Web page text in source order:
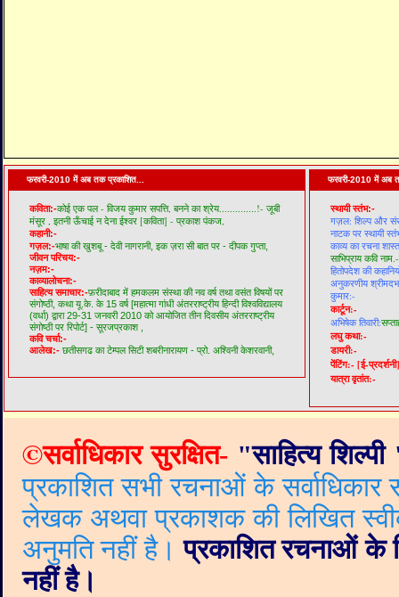
फरवरी-2010 में अब तक प्रकाशित...
कविता:-कोई एक पल - विजय कुमार सपत्ति, बनने का श्रेय..............!- जूबी
मंसूर , इतनी ऊँचाई न देना ईश्वर [कविता] - प्रकाश पंकज,
कहानी:-
गज़ल:-भाषा की खुशबू - देवी नागरानी, इक ज़रा सी बात पर - दीपक गुप्ता,
जीवन परिचय:-
नज़म:-
काव्यालोचना:-
साहित्य समाचार:-फ़रीदाबाद में हमकलम संस्था की नव वर्ष तथा वसंत विषयों पर
संगोष्ठी, कथा यू.के. के 15 वर्ष [महात्मा गांधी अंतरराष्ट्रीय हिन्दी विश्वविद्यालय
(वर्धा) द्वारा 29-31 जनवरी 2010 को आयोजित तीन दिवसीय अंतरराष्ट्रीय
संगोष्ठी पर रिपोर्ट] - सूरजप्रकाश ,
कवि चर्चा:-
आलेख:- छतीसगढ का टेम्पल सिटी शबरीनारायण - प्रो. अश्विनी केशरवानी,
फरवरी-2010 में अब
स्थायी स्तंभ:-
गज़ल: शिल्प और
नाटक पर स्थायी
काव्य का रचना
साभिप्राय कवि
हितोपदेश की
अनुकरणीय
कुमार:-
कार्टून:-
अभिषेक तिवारी:
लघु कथा:-
डायरी:-
पेंटिंग:- [ई-
यात्रा वृतांत:-
©सर्वाधिकार सुरक्षित- "साहित्य शिल्पी
प्रकाशित सभी रचनाओं के
लेखक अथवा प्रकाशक की लिखित
अनुमति नहीं है। प्रकाशित रचनाओं के
नहीं है।